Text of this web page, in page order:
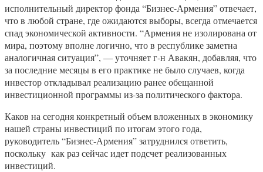
исполнительный директор фонда “Бизнес-Армения” отвечает,
что в любой стране, где ожидаются выборы, всегда отмечается
спад экономической активности. “Армения не изолирована от
мира, поэтому вполне логично, что в республике заметна
аналогичная ситуация”, — уточняет г-н Авакян, добавляя, что
за последние месяцы в его практике не было случаев, когда
инвестор откладывал реализацию ранее обещанной
инвестиционной программы из-за политического фактора.
Каков на сегодня конкретный объем вложенных в экономику
нашей страны инвестиций по итогам этого года,
руководитель “Бизнес-Армения” затруднился ответить,
поскольку как раз сейчас идет подсчет реализованных
инвестиций.